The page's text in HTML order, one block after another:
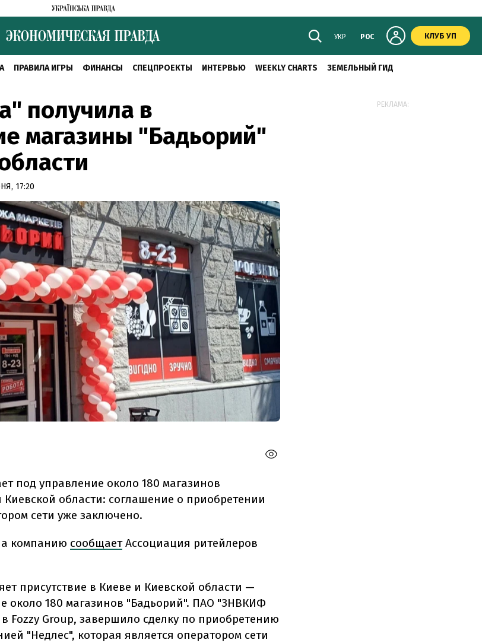
УКР РОС КЛУБ УП
ПРАВИЛА ИГРЫ ФИНАНСЫ СПЕЦПРОЕКТЫ ИНТЕРВЬЮ WEEKLY CHARTS ЗЕМЕЛЬНЫЙ ГИД
получила в
магазины "Бадьорий"
17:20
под управление около 180 магазинов
области: соглашение о приобретении
сети уже заключено.
компанию сообщает Ассоциация ритейлеров
присутствие в Киеве и Киевской области —
около 180 магазинов "Бадьорий". ПАО "ЗНВКИФ
Fozzy Group, завершило сделку по приобретению
"Недлес", которая является оператором сети
РЕКЛАМА: